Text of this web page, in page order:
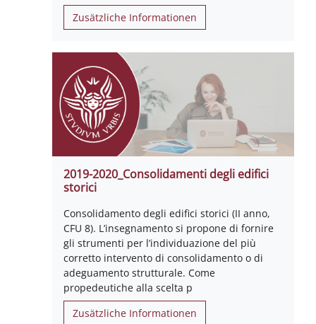
Zusätzliche Informationen
2019-2020_Consolidamenti degli edifici
storici
Consolidamento degli edifici storici (II anno,
CFU 8). L’insegnamento si propone di fornire
gli strumenti per l’individuazione del più
corretto intervento di consolidamento o di
adeguamento strutturale. Come
propedeutiche alla scelta p
Zusätzliche Informationen